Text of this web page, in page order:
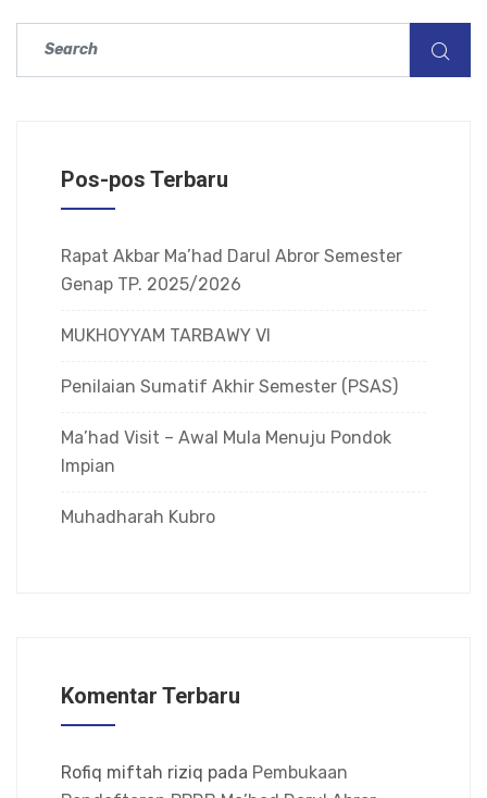
Pos-pos Terbaru
Rapat Akbar Ma’had Darul Abror Semester
Genap TP. 2025/2026
MUKHOYYAM TARBAWY VI
Penilaian Sumatif Akhir Semester (PSAS)
Ma’had Visit – Awal Mula Menuju Pondok
Impian
Muhadharah Kubro
Komentar Terbaru
Rofiq miftah riziq pada Pembukaan